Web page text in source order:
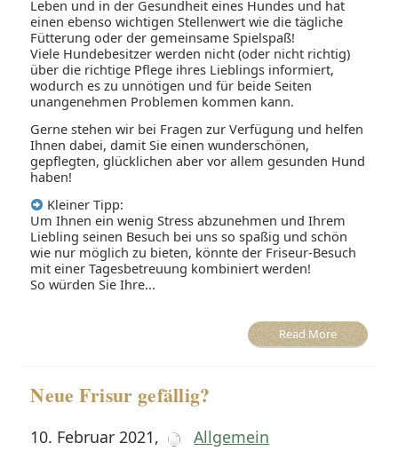
Leben und in der Gesundheit eines Hundes und hat
einen ebenso wichtigen Stellenwert wie die tägliche
Fütterung oder der gemeinsame Spielspaß!
Viele Hundebesitzer werden nicht (oder nicht richtig)
über die richtige Pflege ihres Lieblings informiert,
wodurch es zu unnötigen und für beide Seiten
unangenehmen Problemen kommen kann.
Gerne stehen wir bei Fragen zur Verfügung und helfen
Ihnen dabei, damit Sie einen wunderschönen,
gepflegten, glücklichen aber vor allem gesunden Hund
haben!
Kleiner Tipp:
Um Ihnen ein wenig Stress abzunehmen und Ihrem
Liebling seinen Besuch bei uns so spaßig und schön
wie nur möglich zu bieten, könnte der Friseur-Besuch
mit einer Tagesbetreuung kombiniert werden!
So würden Sie Ihre...
Read More
Neue Frisur gefällig?
10. Februar 2021, Allgemein